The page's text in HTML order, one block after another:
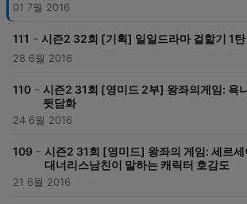
01 7월 2016
111 - 시즌2 32회 [기획] 일일드라마 겉핥기 1탄
28 6월 2016
110 - 시즌2 31회 [영미드 2부] 왕좌의게임: 욕
뒷담화
24 6월 2016
109 - 시즌2 31회 [영미드] 왕좌의 게임: 세르세
대너리스남친이 말하는 캐릭터 호감도
21 6월 2016